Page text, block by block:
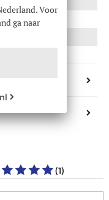
(1)
Voor
ga naar